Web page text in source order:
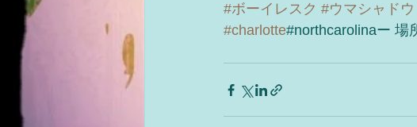
#ボーイレスク #ウマシャドウ
#charlotte#northcarolinaー 場